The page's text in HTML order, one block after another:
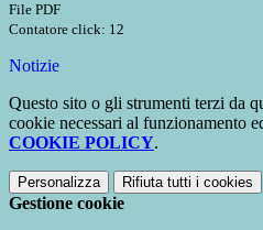
File PDF
Contatore click: 12
Notizie
Questo sito o gli strumenti terzi da
cookie necessari al funzionamento
COOKIE POLICY.
Personalizza Rifiuta tutti i cookies
Gestione cookie